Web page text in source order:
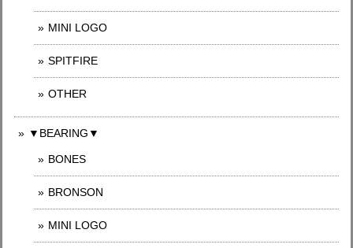
MINI LOGO
SPITFIRE
OTHER
▼BEARING▼
BONES
BRONSON
MINI LOGO